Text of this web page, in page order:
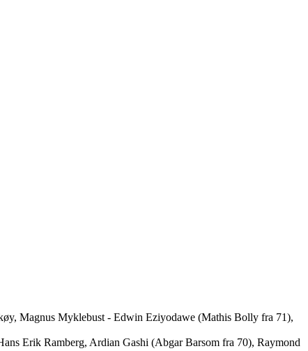
Magnus Myklebust - Edwin Eziyodawe (Mathis Bolly fra 71),
Erik Ramberg, Ardian Gashi (Abgar Barsom fra 70), Raymond